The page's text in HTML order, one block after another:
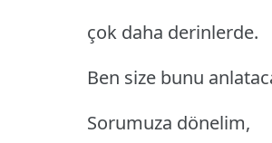
çok daha derinlerde.
Ben size bunu
Sorumuza dönelim,